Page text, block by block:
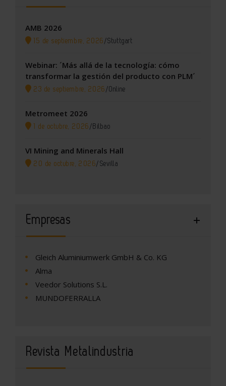
AMB 2026
15 de septiembre, 2026 /Stuttgart
Webinar: ´Más allá de la tecnología: cómo
transformar la gestión del producto con PLM´
23 de septiembre, 2026 /Online
Metromeet 2026
1 de octubre, 2026 / Bilbao
VI Mining and Minerals Hall
20 de octubre, 2026/ Sevilla
Empresas
Gleich Aluminiumwerk GmbH & Co. KG
Alma
Veedor Solutions S.L.
MUNDOFERRALLA
Revista Metalindustria